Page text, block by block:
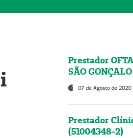
Prestador
SÃO
07 de Agosto de 2020
Prestador
(51004348-2)